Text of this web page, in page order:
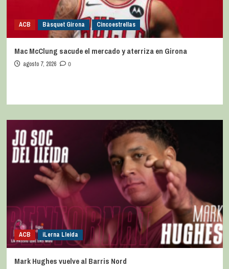
ACB Bàsquet Girona Cincoestrellas
Mac McClung sacude el mercado y aterriza en Girona
agosto 7, 2026 0
ACB iLerna Lleida
Mark Hughes vuelve al Barris Nord